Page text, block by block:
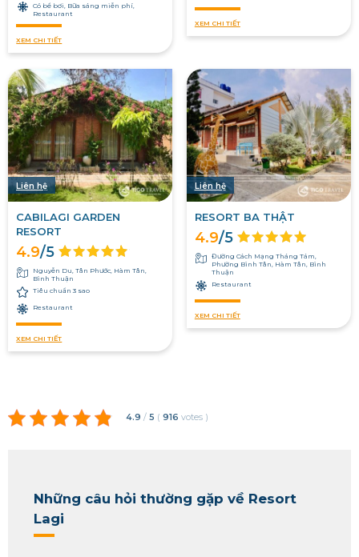
Có bể bơi, Bữa sáng miễn phí,
Restaurant
XEM CHI TIẾT
XEM CHI TIẾT
Liên hệ
CABILAGI GARDEN
RESORT
4.9/5
Nguyễn Du, Tân Phước, Hàm Tân,
Bình Thuận
Tiêu chuẩn 3 sao
Restaurant
XEM CHI TIẾT
Liên hệ
RESORT BA THẬT
4.9/5
Đường Cách Mạng Tháng Tám,
Phường Bình Tân, Hàm Tân, Bình
Thuận
Restaurant
XEM CHI TIẾT
4.9 / 5 ( 916 votes )
Những câu hỏi thường gặp về Resort
Lagi